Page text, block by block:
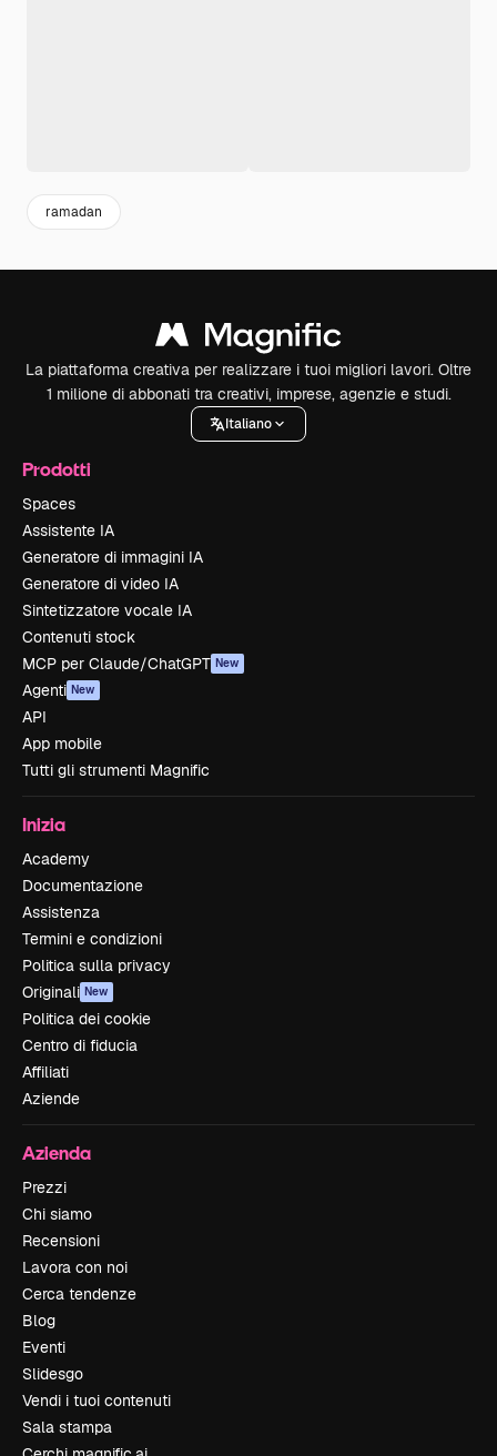
ramadan
La piattaforma creativa per realizzare i tuoi migliori lavori. Oltre
1 milione di abbonati tra creativi, imprese, agenzie e studi.
Italiano
Prodotti
Spaces
Assistente IA
Generatore di immagini IA
Generatore di video IA
Sintetizzatore vocale IA
Contenuti stock
MCP per Claude/ChatGPT New
Agenti New
API
App mobile
Tutti gli strumenti Magnific
Inizia
Academy
Documentazione
Assistenza
Termini e condizioni
Politica sulla privacy
Originali New
Politica dei cookie
Centro di fiducia
Affiliati
Aziende
Azienda
Prezzi
Chi siamo
Recensioni
Lavora con noi
Cerca tendenze
Blog
Eventi
Slidesgo
Vendi i tuoi contenuti
Sala stampa